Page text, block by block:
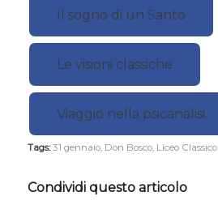
Il sogno di un Santo
Le visioni classiche
Viaggio nella psicanalisi
Tags: 31 gennaio, Don Bosco, Liceo Classico
Condividi questo articolo